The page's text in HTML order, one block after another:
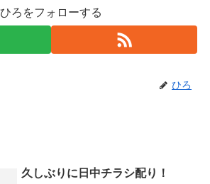
ひろをフォローする
ひろ
久しぶりに日中チラシ配り！